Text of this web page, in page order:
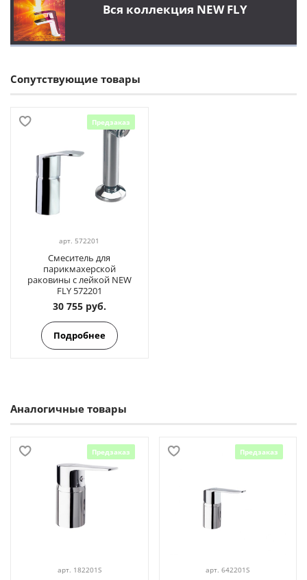
Вся коллекция NEW FLY
Сопутствующие товары
Предзаказ
арт.572201
Смеситель для
парикмахерской
раковины с лейкой NEW
FLY 572201
30 755 руб.
Подробнее
Аналогичные товары
Предзаказ
арт. 182201S
Предзаказ
арт.642201S